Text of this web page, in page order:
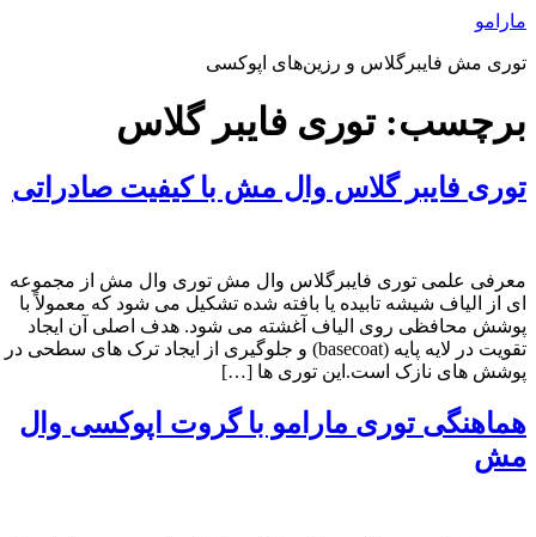
پرش
محتوا
مارامو
توری مش فایبرگلاس و رزین‌های اپوکسی
برچسب: توری فایبر گلاس
توری فایبر گلاس وال مش با کیفیت صادراتی
معرفی علمی توری فایبرگلاس وال مش توری وال مش از مجموعه‌
ای از الیاف شیشه تابیده یا بافته‌ شده تشکیل می‌ شود که معمولاً با
پوشش محافظی روی الیاف آغشته می‌ شود. هدف اصلی آن ایجاد
تقویت در لایه پایه (basecoat) و جلوگیری از ایجاد ترک‌ های سطحی در
پوشش‌ های نازک است.این توری‌ ها […]
هماهنگی توری مارامو با گروت اپوکسی وال‌
مش